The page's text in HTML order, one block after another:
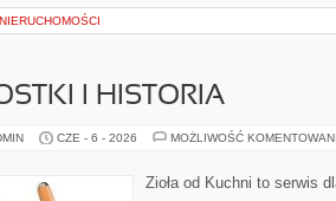
NIERUCHOMOŚCI
I HISTORIA
CZE - 6 - 2026 MOŻLIWOŚĆ
Zioła od Kuchni to serwis